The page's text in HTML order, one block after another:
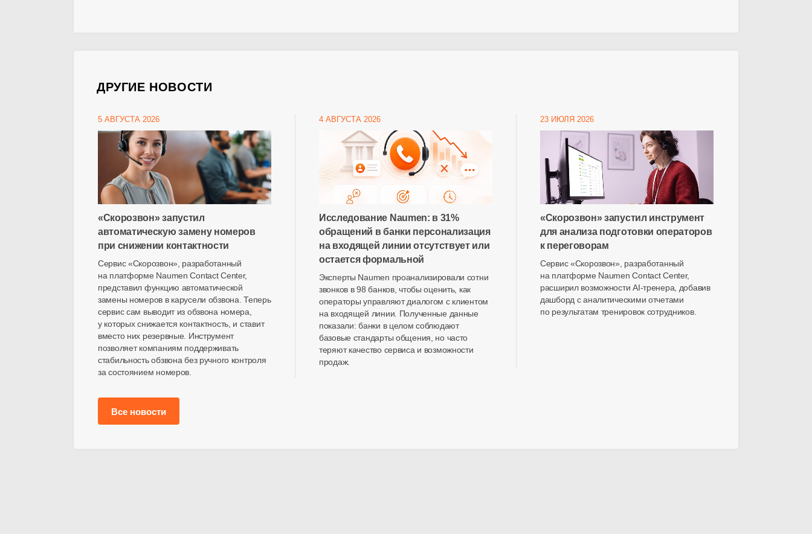
ДРУГИЕ НОВОСТИ
5 АВГУСТА 2026
«Скорозвон» запустил
автоматическую замену номеров
при снижении контактности
Сервис «Скорозвон», разработанный
на платформе Naumen Contact Center,
представил функцию автоматической
замены номеров в карусели обзвона. Теперь
сервис сам выводит из обзвона номера,
у которых снижается контактность, и ставит
вместо них резервные. Инструмент
позволяет компаниям поддерживать
стабильность обзвона без ручного контроля
за состоянием номеров.
4 АВГУСТА 2026
Исследование Naumen: в 31%
обращений в банки персонализация
на входящей линии отсутствует или
остается формальной
Эксперты Naumen проанализировали сотни
звонков в 98 банков, чтобы оценить, как
операторы управляют диалогом с клиентом
на входящей линии. Полученные данные
показали: банки в целом соблюдают
базовые стандарты общения, но часто
теряют качество сервиса и возможности
продаж.
23 ИЮЛЯ 2026
«Скорозвон» запустил инструмент
для анализа подготовки операторов
к переговорам
Сервис «Скорозвон», разработанный
на платформе Naumen Contact Center,
расширил возможностиAI-тренера , добавив
дашборд с аналитическими отчетами
по результатам тренировок сотрудников.
Все новости